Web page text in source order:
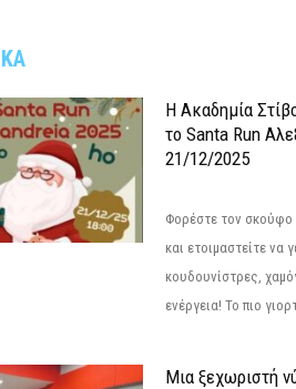
Η Ακαδημία
το Santa Run
21/12/2025
Φορέστε τον σκούφο
και ετοιμαστείτε να
κουδουνίστρες,
ενέργεια! Το πιο
Μια ξεχωριστή